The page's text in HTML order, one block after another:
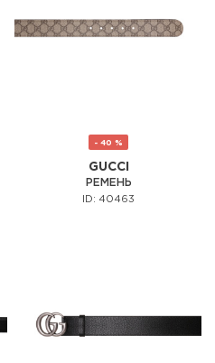
- 40 %
GUCCI
РЕМЕНЬ
ID: 40463